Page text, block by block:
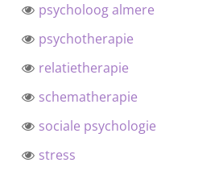
psycholoog almere
psychotherapie
relatietherapie
schematherapie
sociale psychologie
stress